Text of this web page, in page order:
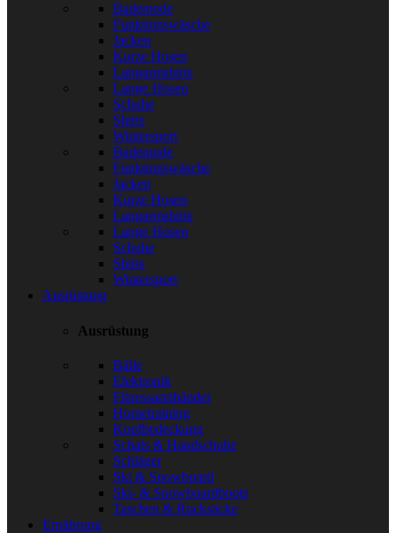
Bademode
Funktionswäsche
Jacken
Kurze Hosen
Langarmshirts
Lange Hosen
Schuhe
Shirts
Wintersport
Bademode
Funktionswäsche
Jacken
Kurze Hosen
Langarmshirts
Lange Hosen
Schuhe
Shirts
Wintersport
Ausrüstung
Ausrüstung
Bälle
Elektronik
Fitnessarmbänder
Hometraining
Kopfbedeckung
Schals & Handschuhe
Schläger
Ski & Snowboard
Ski- & Snowboardboots
Taschen & Rucksäcke
Ernährung